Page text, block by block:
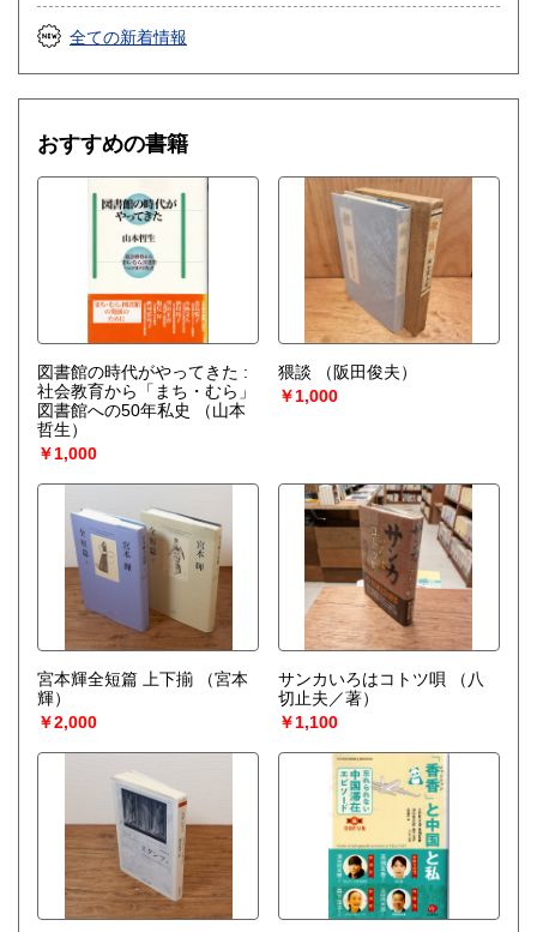
全ての新着情報
おすすめの書籍
図書館の時代がやってきた :
社会教育から「まち・むら」
図書館への50年私史
（山本
哲生）
￥1,000
猥談
（阪田俊夫）
￥1,000
宮本輝全短篇 上下揃
（宮本
輝）
￥2,000
サンカいろはコトツ唄
（八
切止夫／著）
￥1,100